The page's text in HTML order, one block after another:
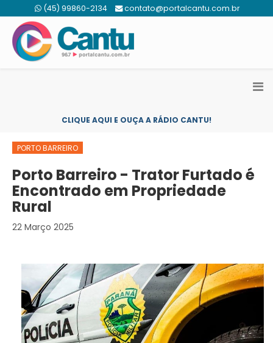
(45) 99860-2134 contato@portalcantu.com.br
CLIQUE AQUI E OUÇA A RÁDIO CANTU!
PORTO BARREIRO
Porto Barreiro - Trator Furtado é
Encontrado em Propriedade
Rural
22 Março 2025